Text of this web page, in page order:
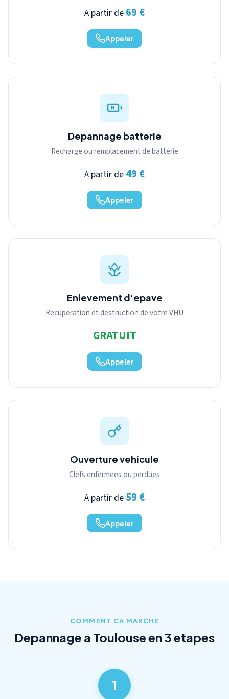
A partir de 69 €
Appeler
Depannage batterie
Recharge ou remplacement de batterie
A partir de 49 €
Appeler
Enlevement d'epave
Recuperation et destruction de votre VHU
GRATUIT
Appeler
Ouverture vehicule
Clefs enfermees ou perdues
A partir de 59 €
Appeler
COMMENT CA MARCHE
Depannage a Toulouse en 3 etapes
1